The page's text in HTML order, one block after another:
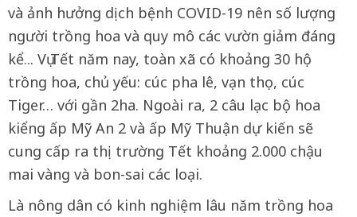
và ảnh hưởng dịch bệnh COVID-19 nên số lượng
người trồng hoa và quy mô các vườn giảm đáng
kể... Vụ Tết năm nay, toàn xã có khoảng 30 hộ
trồng hoa, chủ yếu: cúc pha lê, vạn thọ, cúc
Tiger… với gần 2ha. Ngoài ra, 2 câu lạc bộ hoa
kiểng ấp Mỹ An 2 và ấp Mỹ Thuận dự kiến sẽ
cung cấp ra thị trường Tết khoảng 2.000 chậu
mai vàng và bon-sai các loại.
Là nông dân có kinh nghiệm lâu năm trồng hoa